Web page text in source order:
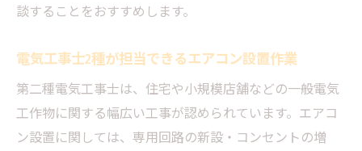
談することをおすすめします。
電気工事士2種が担当できるエアコン設置作業
第二種電気工事士は、住宅や小規模店舗などの一般電気
工作物に関する幅広い工事が認められています。エアコ
ン設置に関しては、専用回路の新設・コンセントの増